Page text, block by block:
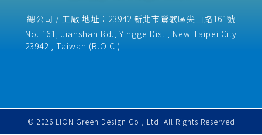
總公司 / 工廠 地址：23942 新北市鶯歌區尖山路161號
No. 161, Jianshan Rd., Yingge Dist., New Taipei City
23942 , Taiwan (R.O.C.)​
© 2026 LION Green Design Co., Ltd. All Rights Reserved